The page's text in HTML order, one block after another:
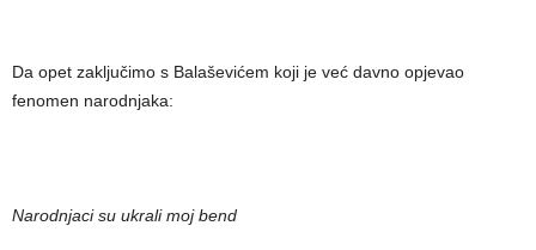
Da opet zaključimo s Balaševićem koji je već davno opjevao
fenomen narodnjaka:
Narodnjaci su ukrali moj bend